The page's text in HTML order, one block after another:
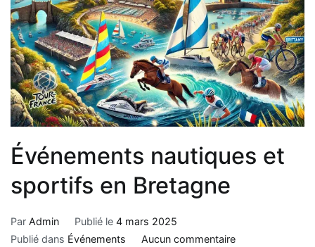
Événements nautiques et
sportifs en Bretagne
Par Admin Publié le 4 mars 2025
Publié dans Événements Aucun commentaire